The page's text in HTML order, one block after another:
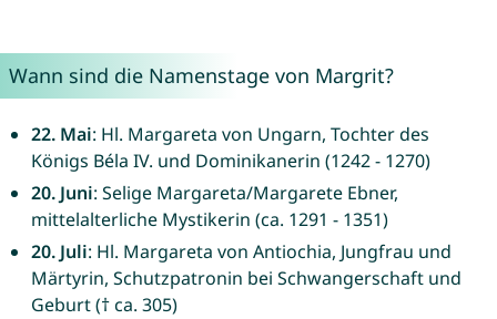
Wann sind die Namenstage von Margrit?
22. Mai: Hl. Margareta von Ungarn, Tochter des
Königs Béla IV. und Dominikanerin (1242 - 1270)
20. Juni: Selige Margareta/Margarete Ebner,
mittelalterliche Mystikerin (ca. 1291 - 1351)
20. Juli: Hl. Margareta von Antiochia, Jungfrau und
Märtyrin, Schutzpatronin bei Schwangerschaft und
Geburt († ca. 305)